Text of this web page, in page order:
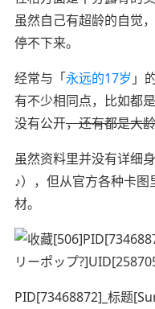
虽然自己有超龄的自觉
停不下来。
经常与「永远的17岁 」
有不少相同点，比如都
没有公开，还有都是大
虽然资料里并没有详细
♪），但从官方各种卡
材。
PID[73468872]_标题